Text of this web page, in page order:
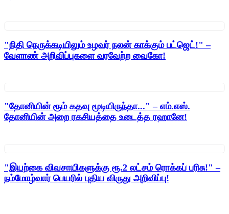
"நிதி நெருக்கடியிலும் உழவர் நலன் காக்கும் பட்ஜெட்!" –
வேளாண் அறிவிப்புகளை வரவேற்ற வைகோ!
"தோனியின் ரூம் கதவு மூடியிருந்தா..." – எம்.எஸ்.
தோனியின் அறை ரகசியத்தை உடைத்த ரஹானே!
"இயற்கை விவசாயிகளுக்கு ரூ.2 லட்சம் ரொக்கப் பரிசு!" –
நம்மோழ்வார் பெயரில் புதிய விருது அறிவிப்பு!